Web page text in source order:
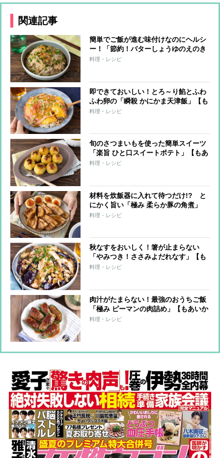
関連記事
簡単でご飯が進む味付けなのにヘルシ
ー！「節約！バターしょうゆのえのき
豚」【もあいかすみ ラクウマレシピ】
料理・レシピ
即できておいしい！とろ～り餡とふわ
ふわ卵の「瞬殺 かにかま天津飯」【も
あいかすみ ラクウマレシピ】
料理・レシピ
旬のさつまいもを使った簡単スイーツ
「楽旨 ひと口スイートポテト」【もあ
いかすみ ラクウマレシピ】
料理・レシピ
材料を炊飯器に入れて待つだけ!? と
にかく旨い「極み 柔らか豚の角煮」
【もあいかすみ ラクウマレシピ】
料理・レシピ
秋なすをおいしく！箸が止まらない
「やみつき！ささみよだれなす」【も
あいかすみ ラクウマレシピ】
料理・レシピ
肉汁がたまらない！最強のおうちご飯
「極み ピーマンの肉詰め」【もあいか
すみ ラクウマレシピ】
料理・レシピ